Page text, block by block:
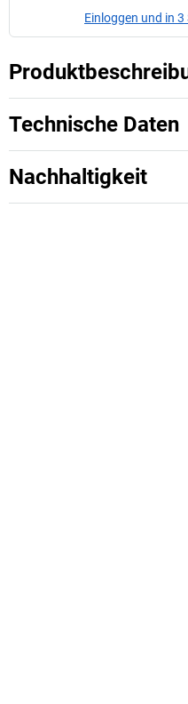
Einloggen und in
Technische Daten
Nachhaltigkeit